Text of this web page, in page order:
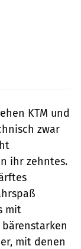
KTM und
zwar
ihr zehntes.
mit
mit denen